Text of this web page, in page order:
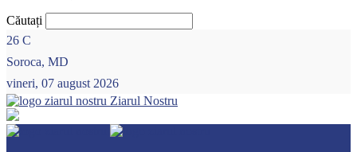
Căutați
26 C
Soroca, MD
vineri, 07 august 2026
Ziarul Nostru